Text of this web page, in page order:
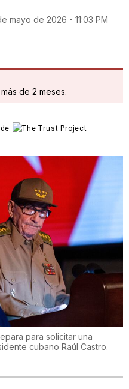
mayo de 2026 - 11:03 PM
de 2 meses.
para solicitar una
cubano Raúl Castro.